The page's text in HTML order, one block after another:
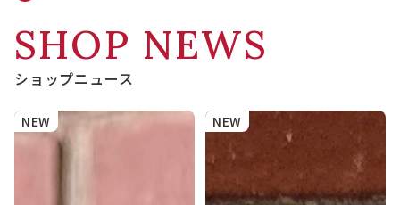
SHOP NEWS
ショップニュース
NEW NEW